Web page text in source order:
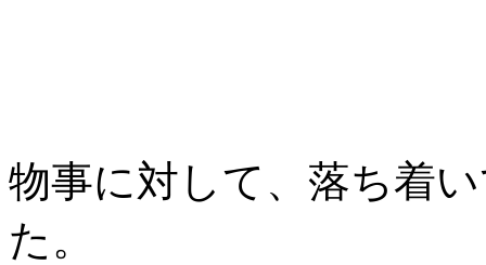
物事に対して、落ち着
た。